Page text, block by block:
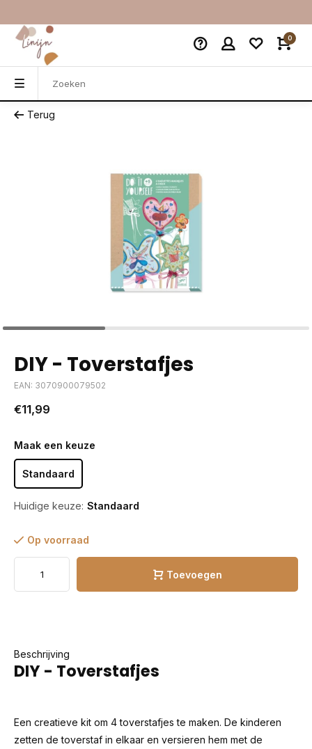
0
Terug
DIY - Toverstafjes
EAN: 3070900079502
€11,99
Maak een keuze
Standaard
Huidige keuze: Standaard
Op voorraad
Toevoegen
Beschrijving
DIY - Toverstafjes
Een creatieve kit om 4 toverstafjes te maken. De kinderen
zetten de toverstaf in elkaar en versieren hem met de